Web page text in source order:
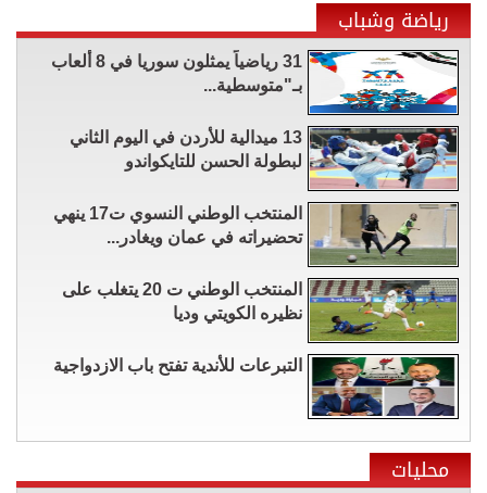
رياضة وشباب
31 رياضياً يمثلون سوريا في 8 ألعاب
بـ"متوسطية...
13 ميدالية للأردن في اليوم الثاني
لبطولة الحسن للتايكواندو
المنتخب الوطني النسوي ت17 ينهي
تحضيراته في عمان ويغادر...
المنتخب الوطني ت 20 يتغلب على
نظيره الكويتي وديا
التبرعات للأندية تفتح باب الازدواجية
محليات